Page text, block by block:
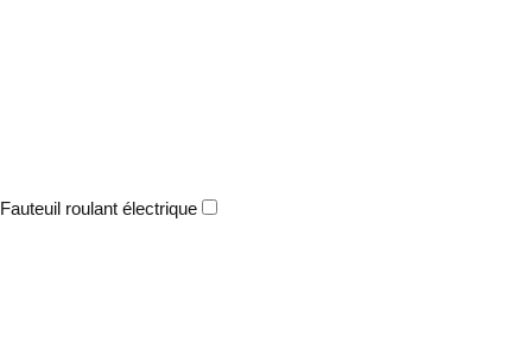
Fauteuil roulant électrique